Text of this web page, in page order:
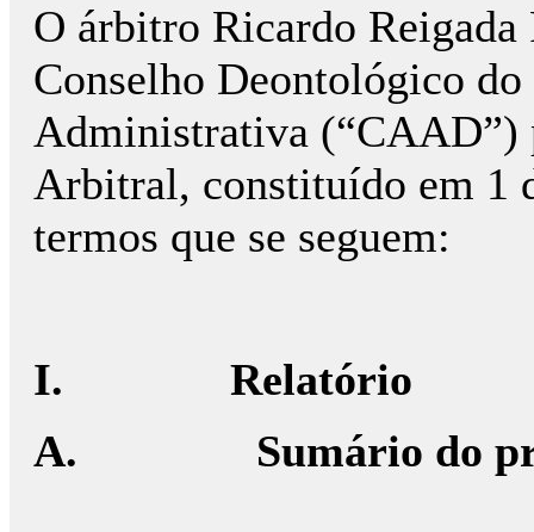
O árbitro Ricardo Reigada
Conselho Deontológico
Administrativa (“CAAD”)
Arbitral, constituído em 1
termos que se seguem:
I. Relatório
A. Sumário do